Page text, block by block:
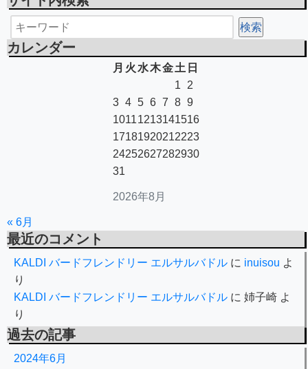
カレンダー
2026年8月
月 火 水木金 土 日
1
2
3 4 5 6 7 8 9
10111213141516
17181920212223
24252627282930
31
« 6月
最近のコメント
KALDI バードフレンドリー エルサルバドル に inuisou よ
り
KALDI バードフレンドリー エルサルバドル に 姉子崎 よ
り
過去の記事
2024年6月